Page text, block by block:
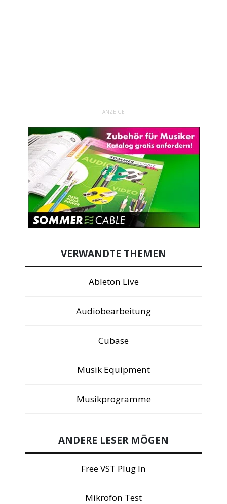
ANZEIGE
VERWANDTE THEMEN
Ableton Live
Audiobearbeitung
Cubase
Musik Equipment
Musikprogramme
ANDERE LESER MÖGEN
Free VST Plug In
Mikrofon Test